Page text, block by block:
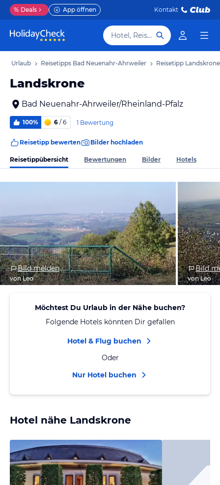
% Deals App öffnen Kontakt
Hotel, Reiseziel
Urlaub Reisetipps Bad Neuenahr-Ahrweiler Reisetipp Landskrone
Landskrone
Bad Neuenahr-Ahrweiler/Rheinland-Pfalz
100% 6 / 6 1 Bewertung
Reisetipp bewerten Bilder hochladen
Reisetippübersicht Bewertungen Bilder Hotels
Bild melden
von Leo
Bild
von Leo
Möchtest Du Urlaub in der Nähe buchen?
Folgende Hotels könnten Dir gefallen
Hotel & Flug buchen
Oder
Nur Hotel buchen
Hotel nähe Landskrone